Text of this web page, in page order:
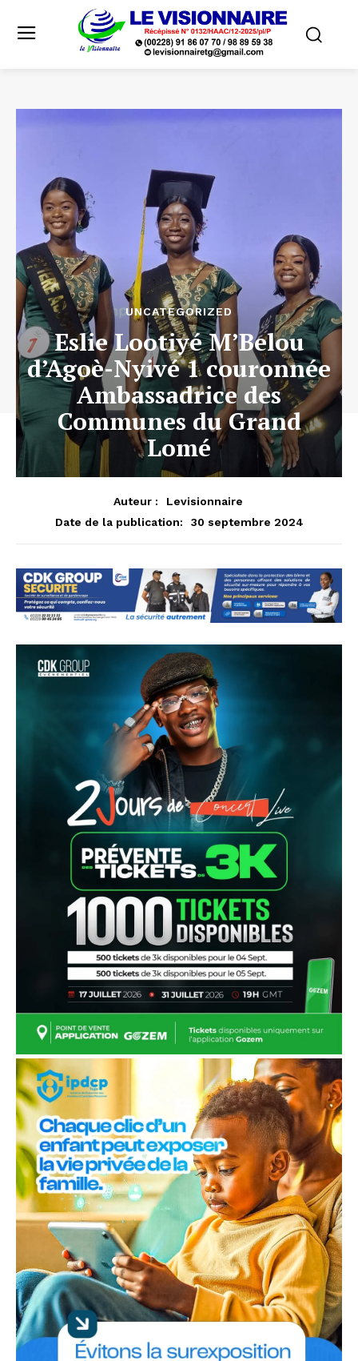
UNCATEGORIZED
Eslie Lootiyé M’Belou
d’Agoè-Nyivé 1 couronnée
Ambassadrice des
Communes du Grand
Lomé
Auteur :
Levisionnaire
Date de la publication:
30 septembre 2024